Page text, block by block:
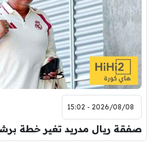
2026/08/08 - 15:02
صفقة ريال مدريد تغير خطة